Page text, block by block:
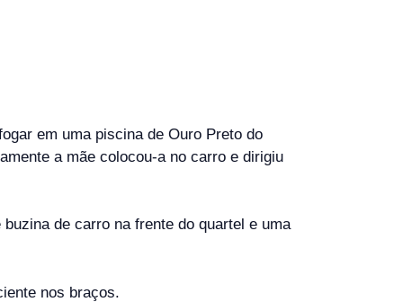
em uma piscina de Ouro Preto do
a mãe colocou-a no carro e dirigiu
de carro na frente do quartel e uma
nos braços.